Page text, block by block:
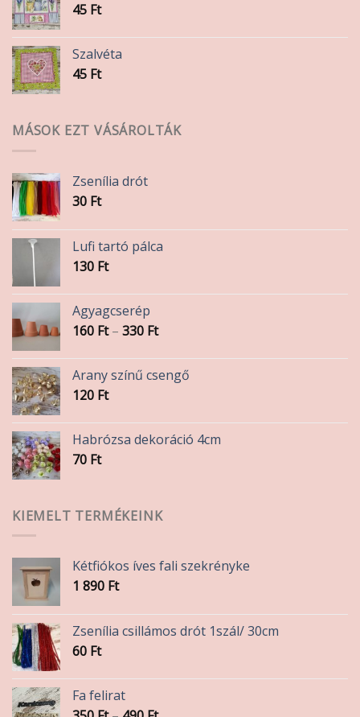
45 Ft
Szalvéta
45 Ft
MÁSOK EZT VÁSÁROLTÁK
Zsenília drót
30 Ft
Lufi tartó pálca
130 Ft
Agyagcserép
160 Ft – 330 FtÁrtartomány:
-
330 Ft
Arany színű csengő
120 Ft
Habrózsa dekoráció 4cm
70 Ft
KIEMELT TERMÉKEINK
Kétfiókos íves fali szekrényke
1 890 Ft
Zsenília csillámos drót 1szál/ 30cm
60 Ft
Fa felirat